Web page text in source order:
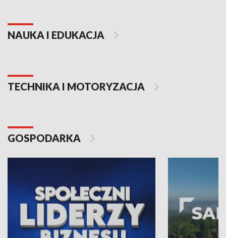
NAUKA I EDUKACJA
TECHNIKA I MOTORYZACJA
GOSPODARKA